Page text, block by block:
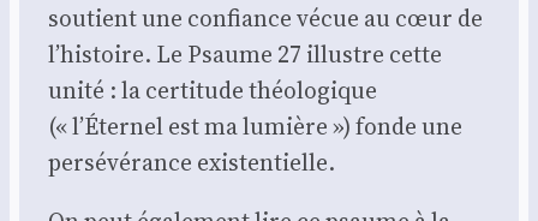
sou­tient une confiance vécue au cœur de
l’histoire. Le Psaume 27 illustre cette
uni­té : la cer­ti­tude théo­lo­gique
(« l’Éternel est ma lumière ») fonde une
per­sé­vé­rance exis­ten­tielle.